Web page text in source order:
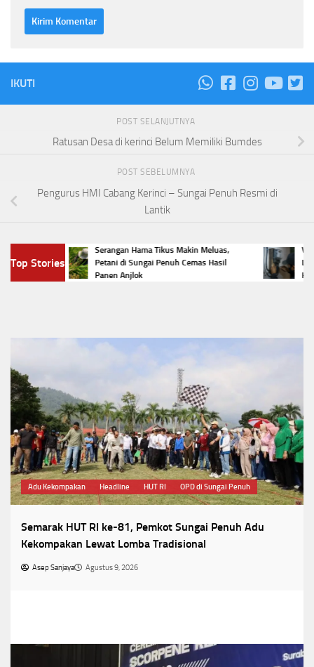
IKUTI
POST SELANJUTNYA
Ratusan Desa di kerinci Belum Memiliki Bumdes
POST SEBELUMNYA
Pengurus HMI Cabang Kerinci – Sungai Penuh Resmi di
Lantik
Top Stories
Serangan Hama Tikus Makin Meluas,
Petani di Sungai Penuh Cemas Hasil
Panen Anjlok
Viral
Listrik
Adu Kekompakan Headline HUT RI OPD di Sungai Penuh
Semarak HUT RI ke-81, Pemkot Sungai Penuh Adu
Kekompakan Lewat Lomba Tradisional
Asep Sanjaya Agustus 9, 2026